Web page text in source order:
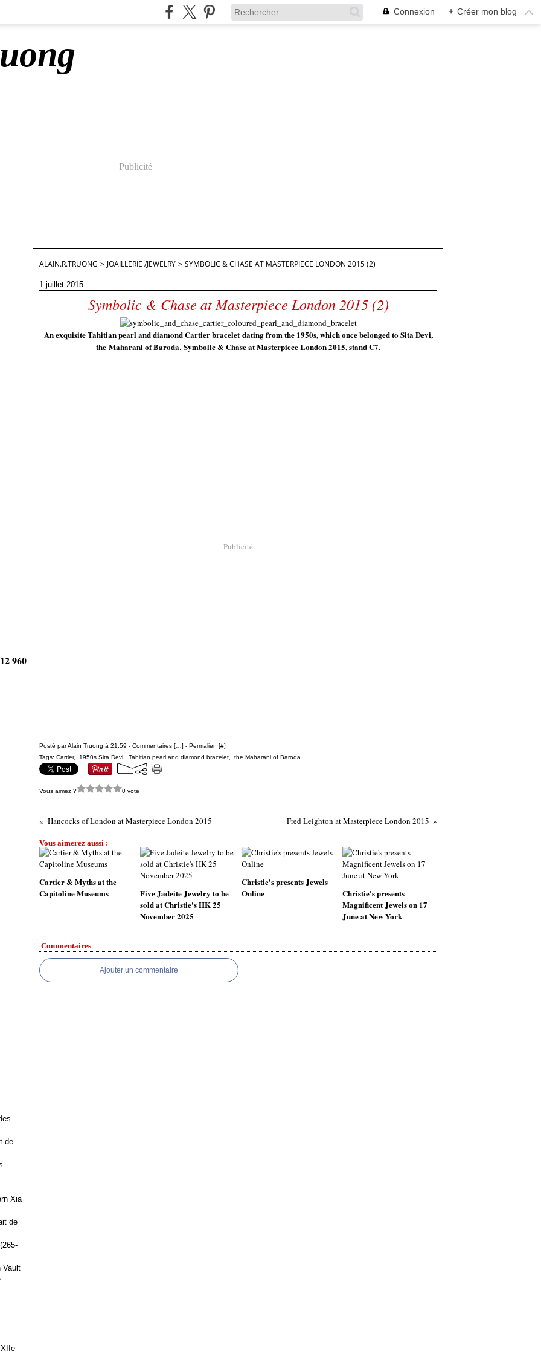
Connexion + Créer mon blog
Publicité
960
de
Xia
de
Vault
ALAIN.R.TRUONG > JOAILLERIE /JEWELRY > SYMBOLIC & CHASE AT MASTERPIECE LONDON 2015 (2)
1 juillet 2015
Symbolic & Chase at Masterpiece London 2015 (2)
An exquisite Tahitian pearl and diamond Cartier bracelet dating from the 1950s, which once belonged to Sita Devi,
the Maharani of Baroda. Symbolic & Chaseat Masterpiece London 2015, stand C7.
Publicité
Posté par Alain Truong à 21:59 - Commentaires [ ] - Permalien [#]
Tags: Cartier, 1950s Sita Devi Tahitian pearl and diamond bracelet the Maharani of Baroda
Vous aimez ? 0 vote
Hancocks of London at Masterpiece London 2015 Fred Leighton at Masterpiece London 2015
Vous aimerez aussi :
Cartier & Myths at the
Capitoline Museums
Five Jadeite Jewelry to be
sold at Christie's HK 25
November 2025
Christie's presents Jewels
Online
Christie's presents
Magnificent Jewels on 17
June at New York
Commentaires
Ajouter un commentaire